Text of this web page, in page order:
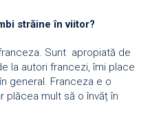
străine în viitor?
Sunt apropiată de
la autori francezi, îmi place
general. Franceza e o
plăcea mult să o învăț în